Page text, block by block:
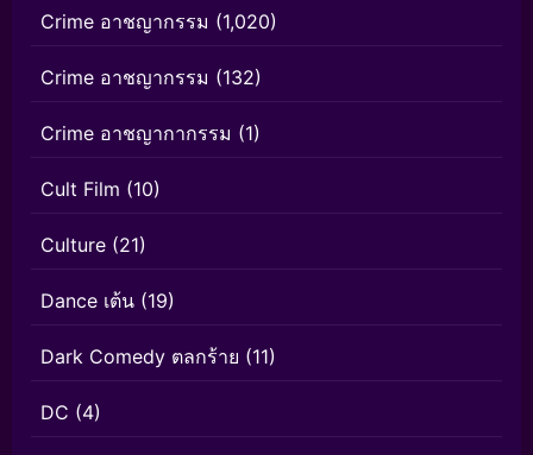
Crime อาชญากรรม (1,020)
Crime อาชญากรรม (132)
Crime อาชญากากรรม (1)
Cult Film (10)
Culture (21)
Dance เต้น (19)
Dark Comedy ตลกร้าย (11)
DC (4)